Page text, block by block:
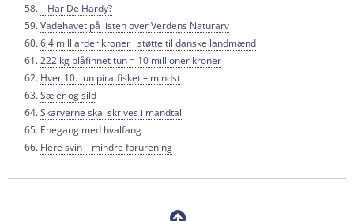
– Har De Hardy?
Vadehavet på listen over Verdens Naturarv
6,4 milliarder kroner i støtte til danske landmænd
222 kg blåfinnet tun = 10 millioner kroner
Hver 10. tun piratfisket – mindst
Sæler og sild
Skarverne skal skrives i mandtal
Enegang med hvalfang
Flere svin – mindre forurening